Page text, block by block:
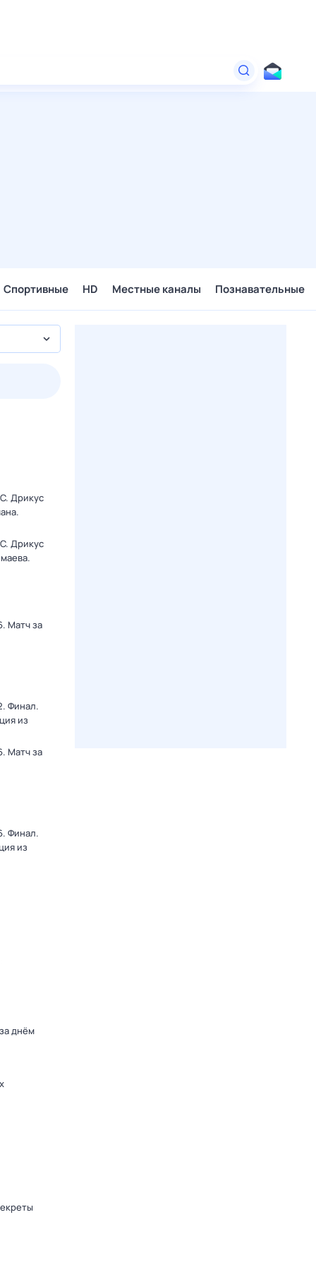
Спортивные HD Местные каналы Познавательные
Дрикус
Дрикус
Матч за
Финал.
из
Матч за
Финал.
из
днём